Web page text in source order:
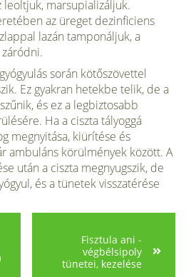
leoltjuk, marsupializáljuk.
az üreget dezinficiens
lazán tamponáljuk, a
során kötőszövettel
Ez gyakran hetekbe telik, de a
és ez a legbiztosabb
Ha a ciszta tályoggá
megnyitása, kiürítése és
ambuláns körülmények között. A
után a ciszta megnyugszik, de
és a tünetek visszatérése
Fisztula ani -
végbélsipoly
tünetei, kezelése